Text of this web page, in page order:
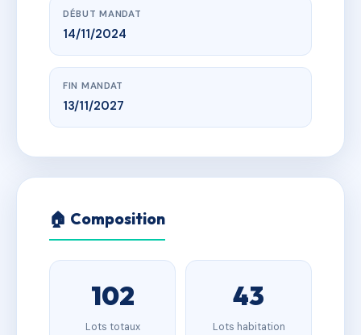
DÉBUT MANDAT
14/11/2024
FIN MANDAT
13/11/2027
🏠 Composition
102
Lots totaux
43
Lots habitation